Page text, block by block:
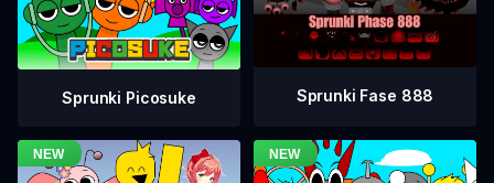
Sprunki Picosuke Sprunki Fase 888